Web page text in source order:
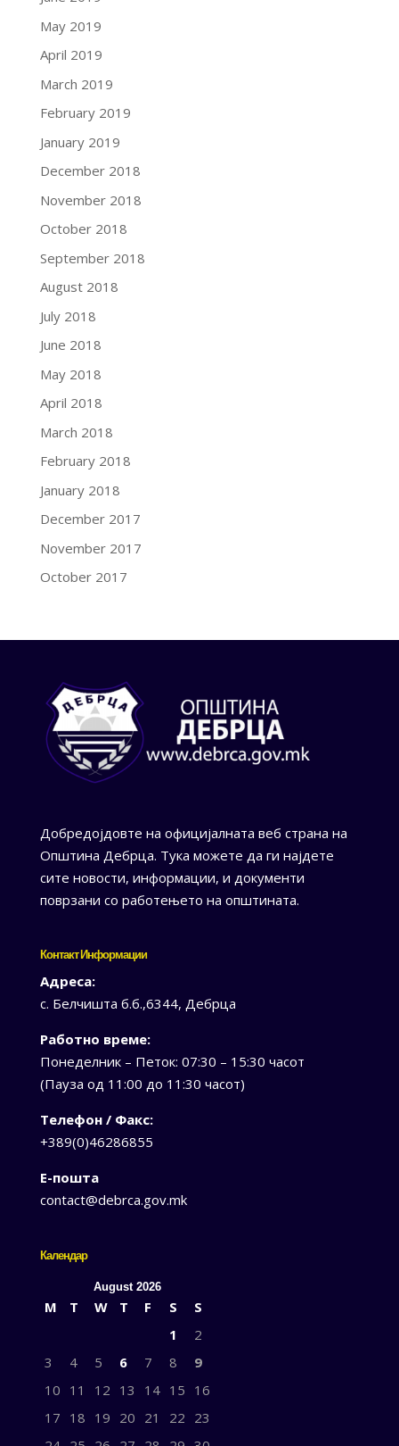
May 2019
April 2019
March 2019
February 2019
January 2019
December 2018
November 2018
October 2018
September 2018
August 2018
July 2018
June 2018
May 2018
April 2018
March 2018
February 2018
January 2018
December 2017
November 2017
October 2017
Добредојдовте на официјалната веб страна на
Општина Дебрца. Тука можете да ги најдете
сите новости, информации, и документи
поврзани со работењето на општината.
Контакт Информации
Адреса:
с. Белчишта б.б.,6344, Дебрца
Работно време:
Понеделник – Петок: 07:30 – 15:30 часот
(Пауза од 11:00 до 11:30 часот)
Телефон / Факс:
+389(0)46286855
Е-пошта
contact@debrca.gov.mk
Календар
August 2026
M T W T F S
S
1
2
3
4 5 6 7 8
9
10 11 12 13 14 15 16
17 18 19 20 21 22 23